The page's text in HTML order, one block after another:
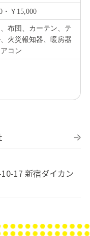
・￥15,000
布団、カーテン、テ
火災報知器、暖房器
コン
17 新宿ダイカン